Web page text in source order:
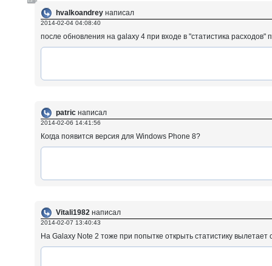
hvalkoandrey написал
2014-02-04 04:08:40
после обновления на galaxy 4 при входе в "статистика
patric написал
2014-02-06 14:41:56
Когда появится версия для Windows Phone 8?
Vitali1982 написал
2014-02-07 13:40:43
На Galaxy Note 2 тоже при попытке открыть статистику